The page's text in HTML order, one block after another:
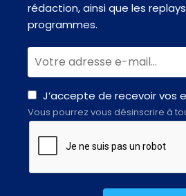
rédaction, ainsi que les
programmes.
J’accepte de recevoir vos
Vous pourrez vous désinscrire à